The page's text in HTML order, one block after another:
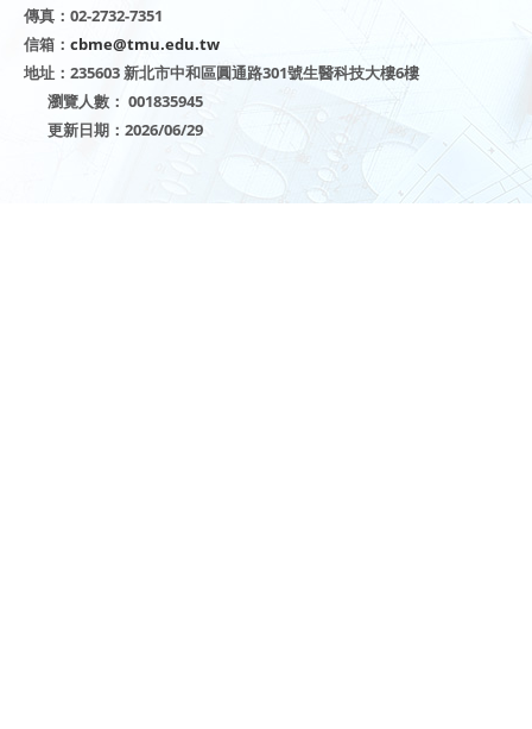
傳真：02-2732-7351
信箱： cbme@tmu.edu.tw
地址：235603 新北市中和區圓通路301號生醫科技大樓6樓
瀏覽人數： 001835945
更新日期：2026/06/29